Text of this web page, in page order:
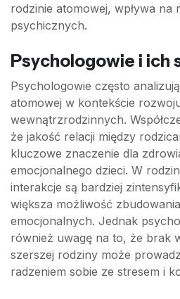
rodzinie atomowej, wpływa na
psychicznych.
Psychologowie i ich
Psychologowie często
atomowej w kontekście
wewnątrzrodzinnych.
że jakość relacji między
kluczowe znaczenie dla
emocjonalnego dzieci. W
interakcje są bardziej
większa możliwość
emocjonalnych. Jednak
również uwagę na to, że brak
szerszej rodziny może
radzeniem sobie ze stresem i